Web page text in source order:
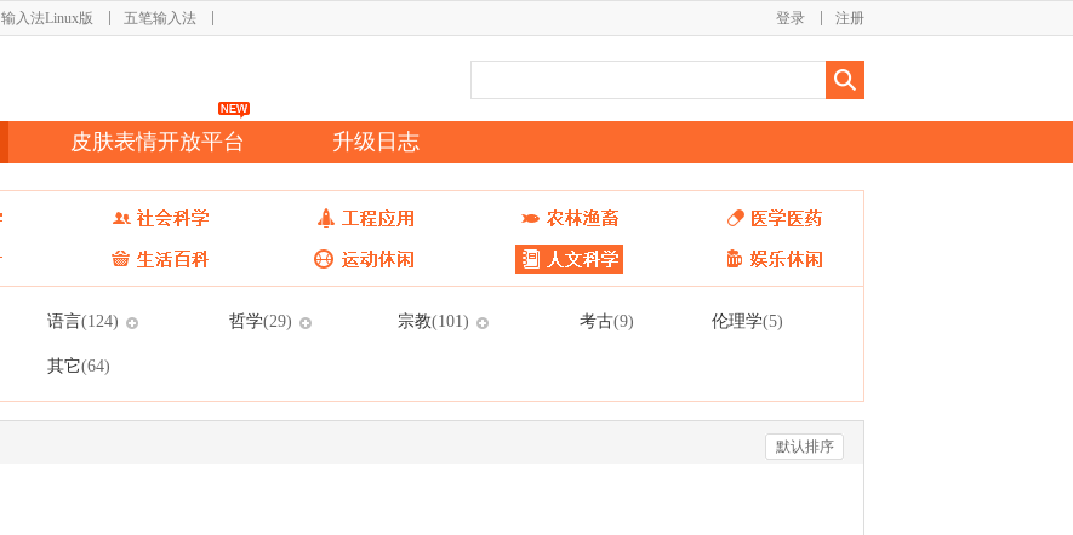
输入法Linux版 五笔输入法 注册
登录
皮肤表情开放平台 升级日志
语言(124) 哲学(29) 宗教(101) 考古(9) 伦理学(5)
其它(64)
默认排序